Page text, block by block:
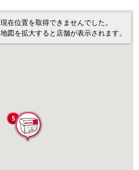
現在位置を取得できませんでした。
地図を拡大すると店舗が表示されます。